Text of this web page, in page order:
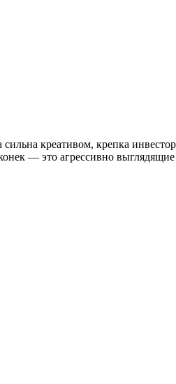
сильна креативом, крепка
— это агрессивно